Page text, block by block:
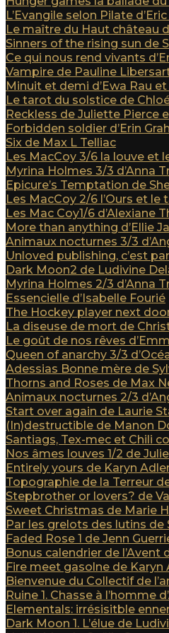
L’Evangile selon Pilate
Le maître du Haut château
Sinners of the rising sun de
Ce qui nous rend vivants
Vampire de Pauline
Minuit et demi d’Ewa Rau
Le tarot du solstice de
Reckless de Juliette Pierce
Forbidden soldier d’Erin
Six de Max L Telliac
Les MacCoy 3/6 la louve et
Myrina Holmes 3/3 d’Anna
Epicure’s Temptation de
Les MacCoy 2/6 l’Ours et le
Les Mac Coy1/6 d’Alexiane
More than anything d’Ellie
Animaux nocturnes 3/3
Unloved publishing, c’est
Dark Moon2 de Ludivine
Myrina Holmes 2/3 d’Anna
Essencielle d’Isabelle Fourié
The Hockey player next
La diseuse de mort de
Le goût de nos rêves
Queen of anarchy 3/3
Adessias Bonne mère de
Thorns and Roses de Max
Animaux nocturnes 2/3
Start over again de Laurie
(In)destructible de Manon
Santiags, Tex-mec et Chili
Nos âmes louves 1/2 de
Entirely yours de Karyn
Topographie de la Terreur
Stepbrother or lovers? de
Sweet Christmas de Marie
Par les grelots des lutins de
Faded Rose 1 de Jenn
Bonus calendrier de l’Avent
Fire meet gasolne de Karyn
Bienvenue du Collectif de
Ruine 1. Chasse à l’homme
Elementals: irrésisitble
Dark Moon 1. L’élue de